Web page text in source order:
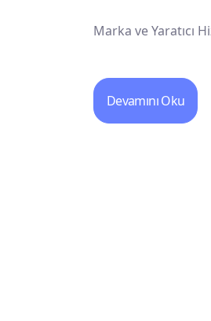
Marka ve Yaratıcı
Devamını Oku